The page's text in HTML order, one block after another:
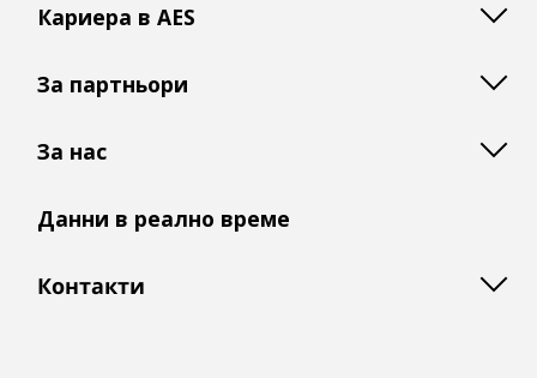
Кариера в AES
За партньори
За нас
Данни в реално време
Контакти